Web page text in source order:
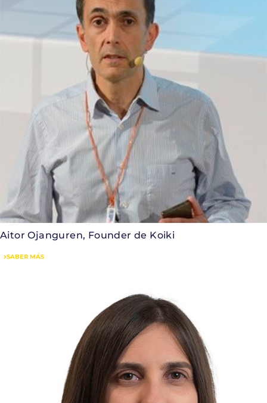
Aitor Ojanguren, Founder de Koiki
SABER MÁS